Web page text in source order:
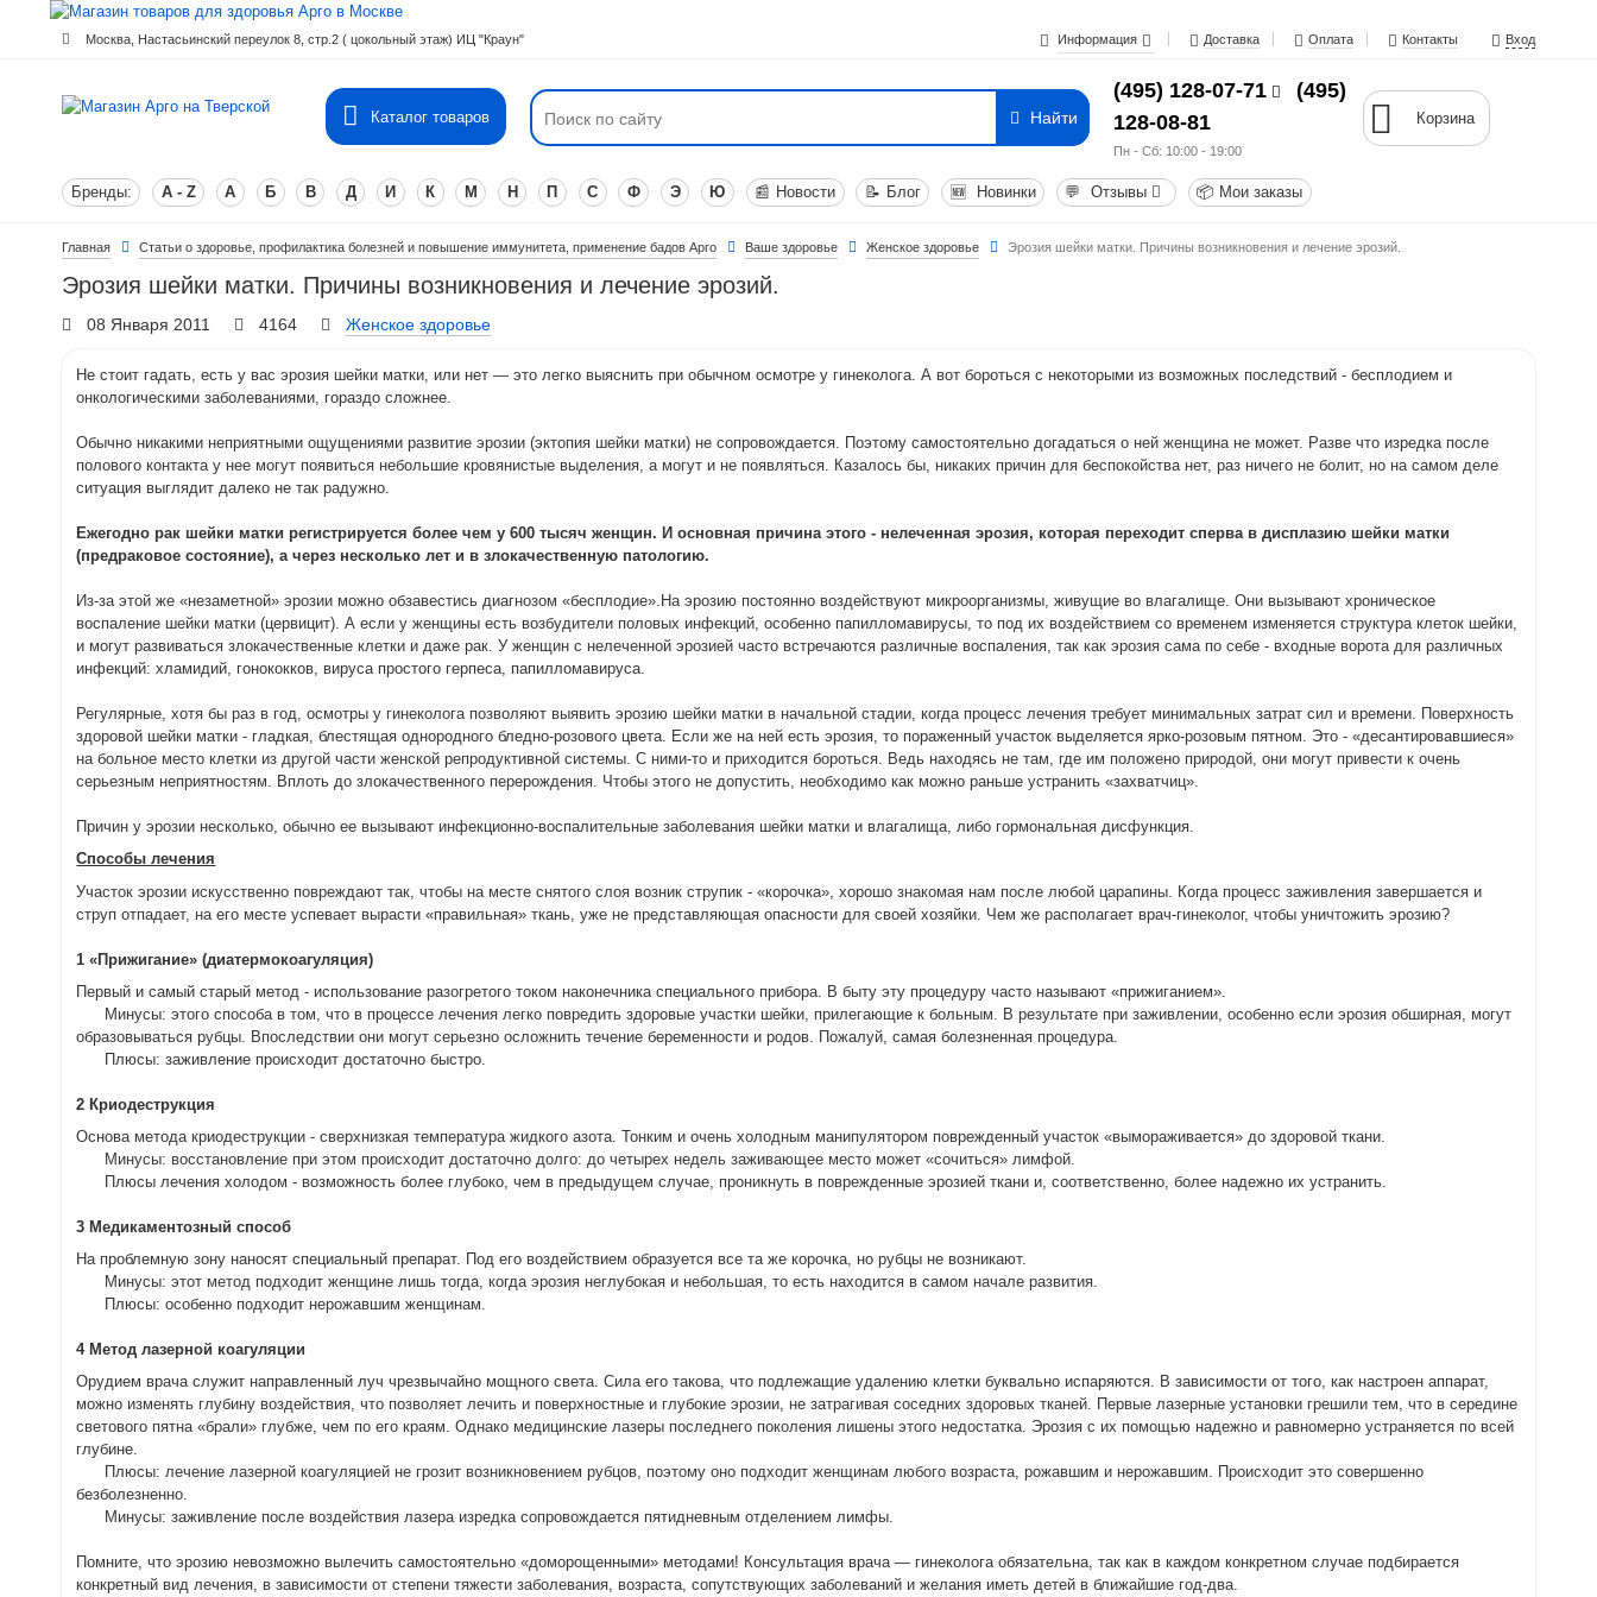
Москва, Настасьинский переулок 8, стр.2 ( цокольный этаж) ИЦ "Краун" Информация Доставка Оплата Контакты Вход
Каталог товаров Найти
(495) 128-07-71
(495)
128-08-81
Пн - Cб: 10:00 - 19:00
Корзина
Бренды: A - Z А Б В Д И К М Н П С Ф Э Ю 📰 Новости 📝 Блог 🆕 Новинки 💬 Отзывы 📦 Мои заказы
Главная Статьи о здоровье, профилактика болезней и повышение иммунитета, применение бадов Арго Ваше здоровье Женское здоровье Эрозия шейки матки. Причины возникновения и лечение эрозий.
Эрозия шейки матки. Причины возникновения и лечение эрозий.
08 Января 2011 4164 Женское здоровье
Не стоит гадать, есть у вас эрозия шейки матки, или нет — это легко выяснить при обычном осмотре у гинеколога. А вот бороться с некоторыми из возможных последствий - бесплодием и
онкологическими заболеваниями, гораздо сложнее.
Обычно никакими неприятными ощущениями развитие эрозии (эктопия шейки матки) не сопровождается. Поэтому самостоятельно догадаться о ней женщина не может. Разве что изредка после
полового контакта у нее могут появиться небольшие кровянистые выделения, а могут и не появляться. Казалось бы, никаких причин для беспокойства нет, раз ничего не болит, но на самом деле
ситуация выглядит далеко не так радужно.
Ежегодно рак шейки матки регистрируется более чем у 600 тысяч женщин. И основная причина этого - нелеченная эрозия, которая переходит сперва в дисплазию шейки матки
(предраковое состояние), а через несколько лет и в злокачественную патологию.
Из-за этой же «незаметной» эрозии можно обзавестись диагнозом «бесплодие».На эрозию постоянно воздействуют микроорганизмы, живущие во влагалище. Они вызывают хроническое
воспаление шейки матки (цервицит). А если у женщины есть возбудители половых инфекций, особенно папилломавирусы, то под их воздействием со временем изменяется структура клеток шейки,
и могут развиваться злокачественные клетки и даже рак. У женщин с нелеченной эрозией часто встречаются различные воспаления, так как эрозия сама по себе - входные ворота для различных
инфекций: хламидий, гонококков, вируса простого герпеса, папилломавируса.
Регулярные, хотя бы раз в год, осмотры у гинеколога позволяют выявить эрозию шейки матки в начальной стадии, когда процесс лечения требует минимальных затрат сил и времени. Поверхность
здоровой шейки матки - гладкая, блестящая однородного бледно-розового цвета. Если же на ней есть эрозия, то пораженный участок выделяется ярко-розовым пятном. Это - «десантировавшиеся»
на больное место клетки из другой части женской репродуктивной системы. С ними-то и приходится бороться. Ведь находясь не там, где им положено природой, они могут привести к очень
серьезным неприятностям. Вплоть до злокачественного перерождения. Чтобы этого не допустить, необходимо как можно раньше устранить «захватчиц».
Причин у эрозии несколько, обычно ее вызывают инфекционно-воспалительные заболевания шейки матки и влагалища, либо гормональная дисфункция.
Способы лечения
Участок эрозии искусственно повреждают так, чтобы на месте снятого слоя возник струпик - «корочка», хорошо знакомая нам после любой царапины. Когда процесс заживления завершается и
струп отпадает, на его месте успевает вырасти «правильная» ткань, уже не представляющая опасности для своей хозяйки. Чем же располагает врач-гинеколог, чтобы уничтожить эрозию?
1 «Прижигание» (диатермокоагуляция)
Первый и самый старый метод - использование разогретого током наконечника специального прибора. В быту эту процедуру часто называют «прижиганием».
Минусы: этого способа в том, что в процессе лечения легко повредить здоровые участки шейки, прилегающие к больным. В результате при заживлении, особенно если эрозия обширная, могут
образовываться рубцы. Впоследствии они могут серьезно осложнить течение беременности и родов. Пожалуй, самая болезненная процедура.
Плюсы: заживление происходит достаточно быстро.
2 Криодеструкция
Основа метода криодеструкции - сверхнизкая температура жидкого азота. Тонким и очень холодным манипулятором поврежденный участок «вымораживается» до здоровой ткани.
Минусы: восстановление при этом происходит достаточно долго: до четырех недель заживающее место может «сочиться» лимфой.
Плюсы лечения холодом - возможность более глубоко, чем в предыдущем случае, проникнуть в поврежденные эрозией ткани и, соответственно, более надежно их устранить.
3 Медикаментозный способ
На проблемную зону наносят специальный препарат. Под его воздействием образуется все та же корочка, но рубцы не возникают.
Минусы: этот метод подходит женщине лишь тогда, когда эрозия неглубокая и небольшая, то есть находится в самом начале развития.
Плюсы: особенно подходит нерожавшим женщинам.
4 Метод лазерной коагуляции
Орудием врача служит направленный луч чрезвычайно мощного света. Сила его такова, что подлежащие удалению клетки буквально испаряются. В зависимости от того, как настроен аппарат,
можно изменять глубину воздействия, что позволяет лечить и поверхностные и глубокие эрозии, не затрагивая соседних здоровых тканей. Первые лазерные установки грешили тем, что в середине
светового пятна «брали» глубже, чем по его краям. Однако медицинские лазеры последнего поколения лишены этого недостатка. Эрозия с их помощью надежно и равномерно устраняется по всей
глубине.
Плюсы: лечение лазерной коагуляцией не грозит возникновением рубцов, поэтому оно подходит женщинам любого возраста, рожавшим и нерожавшим. Происходит это совершенно
безболезненно.
Минусы: заживление после воздействия лазера изредка сопровождается пятидневным отделением лимфы.
Помните, что эрозию невозможно вылечить самостоятельно «доморощенными» методами! Консультация врача — гинеколога обязательна, так как в каждом конкретном случае подбирается
конкретный вид лечения, в зависимости от степени тяжести заболевания, возраста, сопутствующих заболеваний и желания иметь детей в ближайшие год-два.